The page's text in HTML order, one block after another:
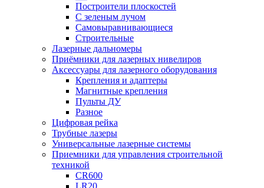
Построители плоскостей
С зеленым лучом
Самовыравнивающиеся
Строительные
Лазерные дальномеры
Приёмники для лазерных нивелиров
Аксессуары для лазерного оборудования
Крепления и адаптеры
Магнитные крепления
Пульты ДУ
Разное
Цифровая рейка
Трубные лазеры
Универсальные лазерные системы
Приемники для управления строительной
техникой
CR600
LR20